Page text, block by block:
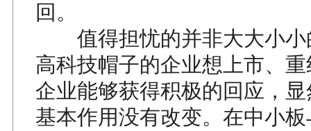
回。
值得担忧的并非大大小小
高科技帽子的企业想上市、
企业能够获得积极的回应，
基本作用没有改变。在中小